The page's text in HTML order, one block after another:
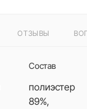
ОТЗЫВЫ
Состав
полиэстер
89%,